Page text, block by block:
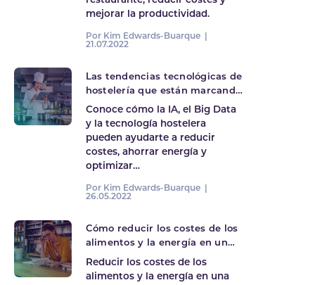
mejorar la productividad.
Por Kim Edwards-Buarque |
21.07.2022
Las tendencias tecnológicas de
hostelería que están marcando
el 2022
Conoce cómo la IA, el Big Data
y la tecnología hostelera
pueden ayudarte a reducir
costes, ahorrar energía y
optimizar…
Por Kim Edwards-Buarque |
26.05.2022
Cómo reducir los costes de los
alimentos y la energía en un
negocio de hostelería
Reducir los costes de los
alimentos y la energía en una